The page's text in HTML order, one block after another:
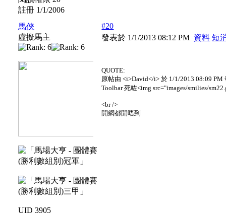
註冊 1/1/2006
馬俠
虛擬馬主
UID 3905
#20
發表於 1/1/2013 08:12 PM 資料 短
QUOTE:
原帖由 <i>David</i> 於 1/1/2013 08:09 PM
Toolbar 死咗<img src="images/smilies/
<br />
開網都開唔到